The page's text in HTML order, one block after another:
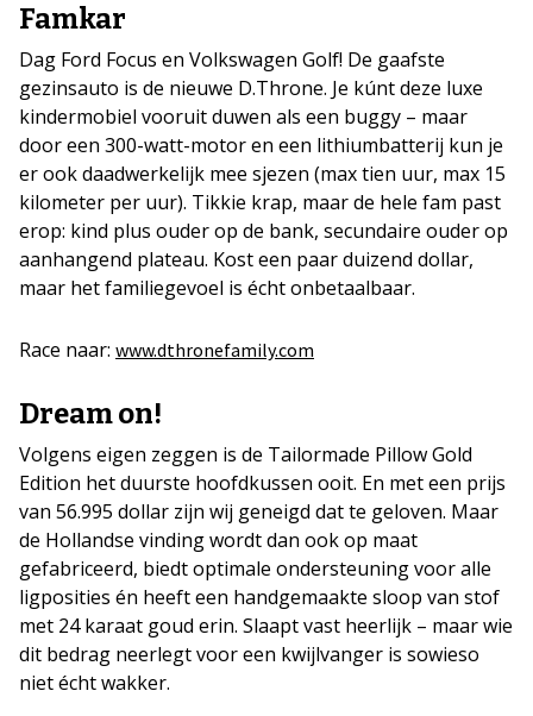
Famkar
Dag Ford Focus en Volkswagen Golf! De gaafste
gezinsauto is de nieuwe D.Throne. Je kúnt deze luxe
kindermobiel vooruit duwen als een buggy – maar
door een 300-watt-motor en een lithiumbatterij kun je
er ook daadwerkelijk mee sjezen (max tien uur, max 15
kilometer per uur). Tikkie krap, maar de hele fam past
erop: kind plus ouder op de bank, secundaire ouder op
aanhangend plateau. Kost een paar duizend dollar,
maar het familiegevoel is écht onbetaalbaar.
Race naar: www.dthronefamily.com
Dream on!
Volgens eigen zeggen is de Tailormade Pillow Gold
Edition het duurste hoofdkussen ooit. En met een prijs
van 56.995 dollar zijn wij geneigd dat te geloven. Maar
de Hollandse vinding wordt dan ook op maat
gefabriceerd, biedt optimale ondersteuning voor alle
ligposities én heeft een handgemaakte sloop van stof
met 24 karaat goud erin. Slaapt vast heerlijk – maar wie
dit bedrag neerlegt voor een kwijlvanger is sowieso
niet écht wakker.